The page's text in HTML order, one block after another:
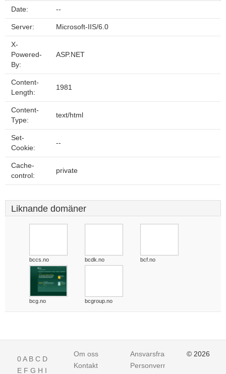
Date: --
Server: Microsoft-IIS/6.0
X-
Powered-
By:
ASP.NET
Content-
Length:
1981
Content-
Type:
text/html
Set-
Cookie:
--
Cache-
control:
private
Liknande domäner
bccs.no bcdk.no bcf.no
bcg.no bcgroup.no
0A B C D
E F G H I
Om oss
Kontakt
Ansvarsfraskrivelse
Personvern
© 2026